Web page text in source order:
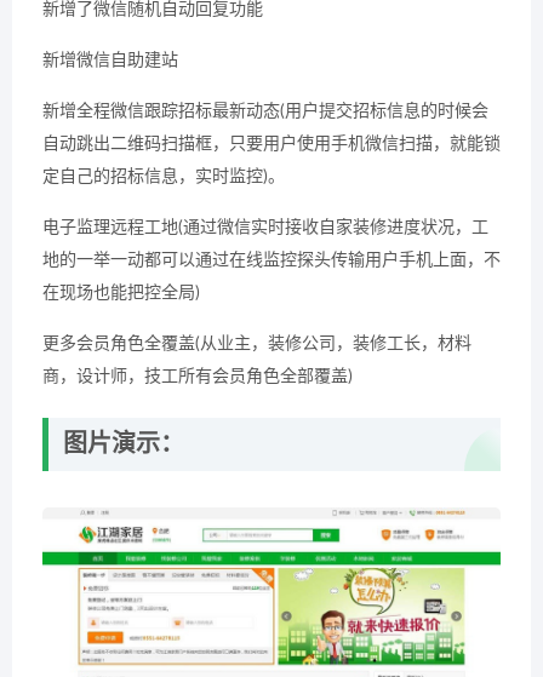
新增了微信随机自动回复功能
新增微信自助建站
新增全程微信跟踪招标最新动态(用户提交招标信息的时候会
自动跳出二维码扫描框，只要用户使用手机微信扫描，就能锁
定自己的招标信息，实时监控)。
电子监理远程工地(通过微信实时接收自家装修进度状况，工
地的一举一动都可以通过在线监控探头传输用户手机上面，不
在现场也能把控全局)
更多会员角色全覆盖(从业主，装修公司，装修工长，材料
商，设计师，技工所有会员角色全部覆盖)
图片演示：